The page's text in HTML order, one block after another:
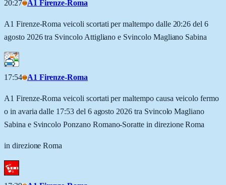
20:27 A1 Firenze-Roma
A1 Firenze-Roma veicoli scortati per maltempo dalle 20:26 del 6
agosto 2026 tra Svincolo Attigliano e Svincolo Magliano Sabina
17:54 A1 Firenze-Roma
A1 Firenze-Roma veicoli scortati per maltempo causa veicolo fermo
o in avaria dalle 17:53 del 6 agosto 2026 tra Svincolo Magliano
Sabina e Svincolo Ponzano Romano-Soratte in direzione Roma
in direzione Roma